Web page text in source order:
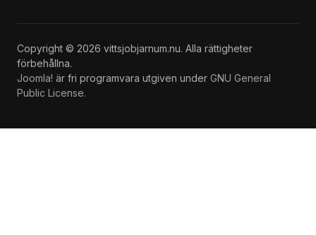
Copyright © 2026 vittsjobjarnum.nu. Alla rättigheter
förbehållna.
Joomla! är fri programvara utgiven under GNU General
Public License.